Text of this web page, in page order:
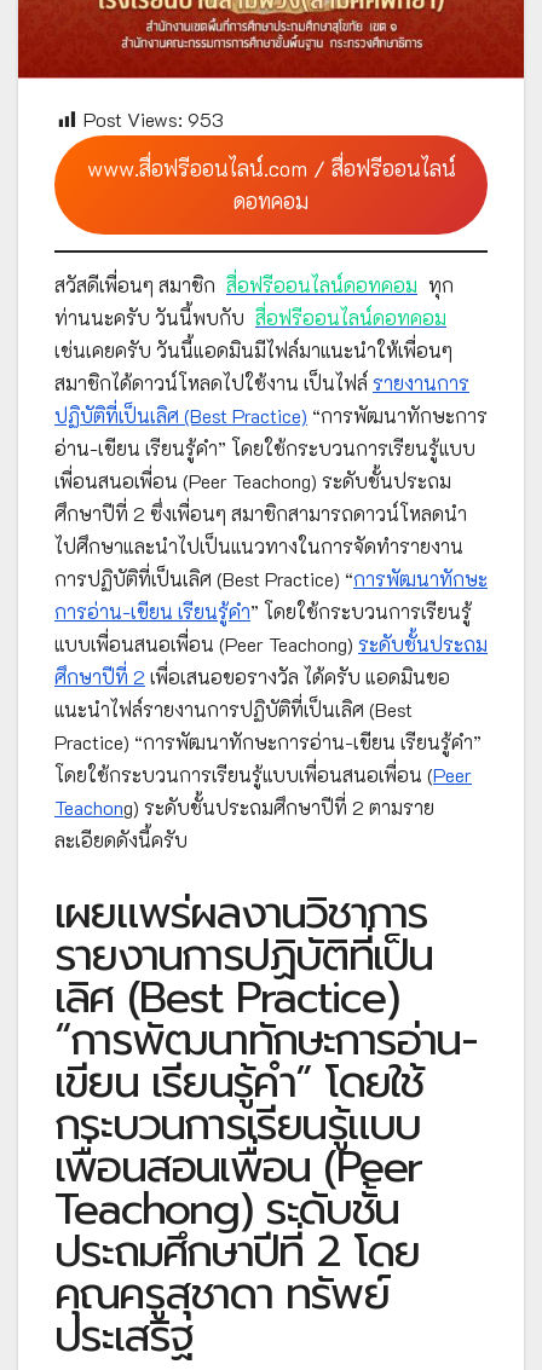
Post Views: 953
www.สื่อฟรีออนไลน์.com / สื่อฟรีออนไลน์
ดอทคอม
สวัสดีเพื่อนๆ สมาชิก สื่อฟรีออนไลน์ดอทคอม ทุก
ท่านนะครับ วันนี้พบกับ สื่อฟรีออนไลน์ดอทคอม
เช่นเคยครับ วันนี้แอดมินมีไฟล์มาแนะนำให้เพื่อนๆ
สมาชิกได้ดาวน์โหลดไปใช้งาน เป็นไฟล์ รายงานการ
ปฏิบัติที่เป็นเลิศ (Best Practice) “การพัฒนาทักษะการ
อ่าน-เขียน เรียนรู้คำ” โดยใช้กระบวนการเรียนรู้แบบ
เพื่อนสนอเพื่อน (Peer Teachong) ระดับชั้นประถม
ศึกษาปีที่ 2 ซึ่งเพื่อนๆ สมาชิกสามารถดาวน์โหลดนำ
ไปศึกษาและนำไปเป็นแนวทางในการจัดทำรายงาน
การปฏิบัติที่เป็นเลิศ (Best Practice) “การพัฒนาทักษะ
การอ่าน-เขียน เรียนรู้คำ” โดยใช้กระบวนการเรียนรู้
แบบเพื่อนสนอเพื่อน (Peer Teachong) ระดับชั้นประถม
ศึกษาปีที่ 2 เพื่อเสนอขอรางวัล ได้ครับ แอดมินขอ
แนะนำไฟล์รายงานการปฏิบัติที่เป็นเลิศ (Best
Practice) “การพัฒนาทักษะการอ่าน-เขียน เรียนรู้คำ”
โดยใช้กระบวนการเรียนรู้แบบเพื่อนสนอเพื่อน (Peer
Teachong) ระดับชั้นประถมศึกษาปีที่ 2 ตามราย
ละเอียดดังนี้ครับ
เผยแพร่ผลงานวิชาการ
รายงานการปฏิบัติที่เป็น
เลิศ (Best Practice)
“การพัฒนาทักษะการอ่าน-
เขียน เรียนรู้คำ” โดยใช้
กระบวนการเรียนรู้แบบ
เพื่อนสอนเพื่อน (Peer
Teachong) ระดับชั้น
ประถมศึกษาปีที่ 2 โดย
คุณครูสุชาดา ทรัพย์
ประเสริฐ